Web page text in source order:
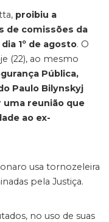
proibiu a
de comissões da
1º de agosto. O
(22), ao mesmo
Pública,
Paulo Bilynskyj
uma reunião que
ao ex-
usa tornozeleira
pela Justiça.
no uso de suas